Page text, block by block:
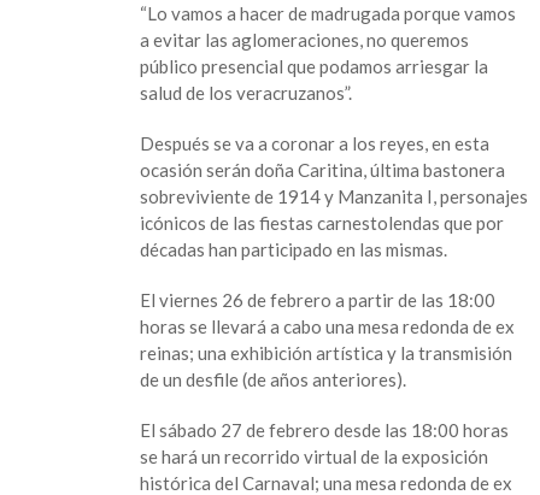
“Lo vamos a hacer de madrugada porque vamos
a evitar las aglomeraciones, no queremos
público presencial que podamos arriesgar la
salud de los veracruzanos”.
Después se va a coronar a los reyes, en esta
ocasión serán doña Caritina, última bastonera
sobreviviente de 1914 y Manzanita I, personajes
icónicos de las fiestas carnestolendas que por
décadas han participado en las mismas.
El viernes 26 de febrero a partir de las 18:00
horas se llevará a cabo una mesa redonda de ex
reinas; una exhibición artística y la transmisión
de un desfile (de años anteriores).
El sábado 27 de febrero desde las 18:00 horas
se hará un recorrido virtual de la exposición
histórica del Carnaval; una mesa redonda de ex